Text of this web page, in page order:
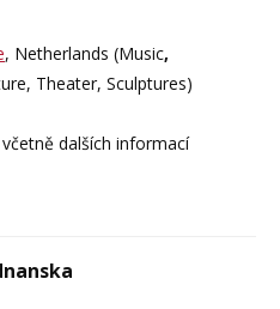
, Netherlands (Music,
Theater, Sculptures)
dalších informací